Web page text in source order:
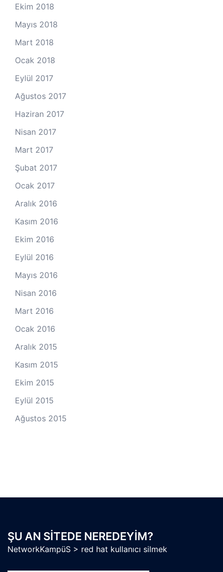
Ekim 2018
Mayıs 2018
Mart 2018
Ocak 2018
Eylül 2017
Ağustos 2017
Haziran 2017
Nisan 2017
Mart 2017
Şubat 2017
Ocak 2017
Aralık 2016
Kasım 2016
Ekim 2016
Eylül 2016
Mayıs 2016
Nisan 2016
Mart 2016
Ocak 2016
Aralık 2015
Kasım 2015
Ekim 2015
Eylül 2015
Ağustos 2015
ŞU AN SITEDE NEREDEYIM?
NetworkKampüS > red hat kullanıcı silmek